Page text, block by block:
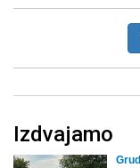
Izdvajamo